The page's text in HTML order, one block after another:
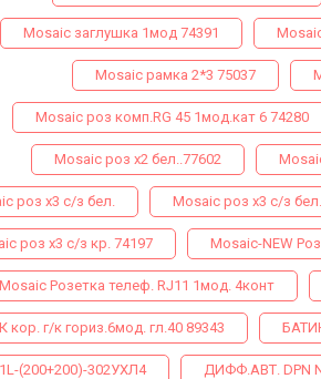
Mosaic заглушка 1мод 74391
Mosaic рамка 2*3 75037
Mosaic роз комп.RG 45 1мод.кат 6 74280
Mosaic роз х2 бел..77602
роз х3 с/з бел. Mosaic роз х3 с/з
роз х3 с/з кр. 74197 Mosaic-NEW
Mosaiс Розетка телеф. RJ11 1мод. 4конт
кор. г/к гориз.6мод. гл.40 89343
(200+200)-302УХЛ4 ДИФФ.АВТ. DPN